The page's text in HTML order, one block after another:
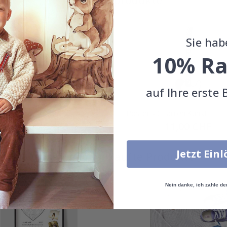
Gitarren Kunst
Special
Price
11,00 CHF
Zusammen gekaufte Produkte
Sie
10%
auf Ihre erste
Jetzt
Nein danke, ich zahle